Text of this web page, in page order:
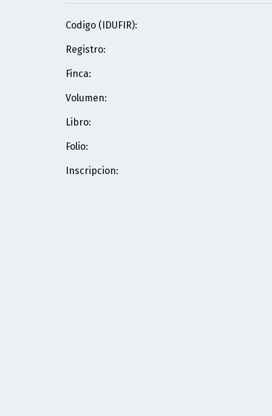
Codigo (IDUFIR):
Registro:
Finca:
Volumen:
Libro:
Folio:
Inscripcion: